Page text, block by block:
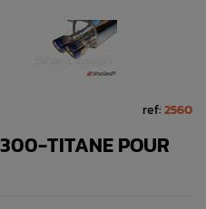
ref:2560
TITANE POUR